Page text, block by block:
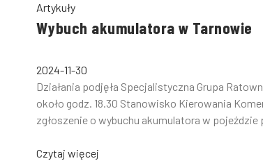
Artykuły
Wybuch akumulatora w Tarnowie
2024-11-30
Działania podjęła Specjalistyczna Grupa
około godz. 18.30 Stanowisko Kierowania
zgłoszenie o wybuchu akumulatora w
Czytaj więcej